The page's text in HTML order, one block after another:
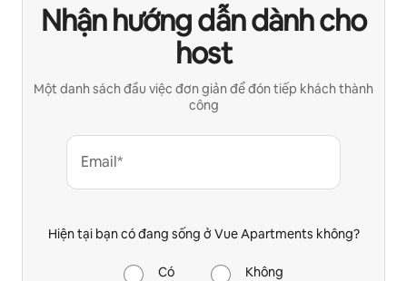
Nhận hướng dẫn dành cho
host
Một danh sách đầu việc đơn giản để đón tiếp khách thành
công
Email*
Hiện tại bạn có đang sống ở Vue Apartments không?
Có Không